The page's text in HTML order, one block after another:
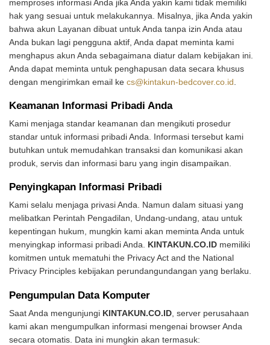
memproses informasi Anda jika Anda yakin kami tidak memiliki
hak yang sesuai untuk melakukannya. Misalnya, jika Anda yakin
bahwa akun Layanan dibuat untuk Anda tanpa izin Anda atau
Anda bukan lagi pengguna aktif, Anda dapat meminta kami
menghapus akun Anda sebagaimana diatur dalam kebijakan ini.
Anda dapat meminta untuk penghapusan data secara khusus
dengan mengirimkan email ke cs@kintakun-bedcover.co.id
Keamanan Informasi Pribadi Anda
Kami menjaga standar keamanan dan mengikuti prosedur
standar untuk informasi pribadi Anda. Informasi tersebut kami
butuhkan untuk memudahkan transaksi dan komunikasi akan
produk, servis dan informasi baru yang ingin disampaikan.
Penyingkapan Informasi Pribadi
Kami selalu menjaga privasi Anda. Namun dalam situasi yang
melibatkan Perintah Pengadilan, Undang-undang, atau untuk
kepentingan hukum, mungkin kami akan meminta Anda untuk
menyingkap informasi pribadi Anda. KINTAKUN.CO.ID memiliki
komitmen untuk mematuhi the Privacy Act and the National
Privacy Principles kebijakan perundangundangan yang berlaku.
Pengumpulan Data Komputer
Saat Anda mengunjungi KINTAKUN.CO.ID , server perusahaan
kami akan mengumpulkan informasi mengenai browser Anda
secara otomatis. Data ini mungkin akan termasuk: